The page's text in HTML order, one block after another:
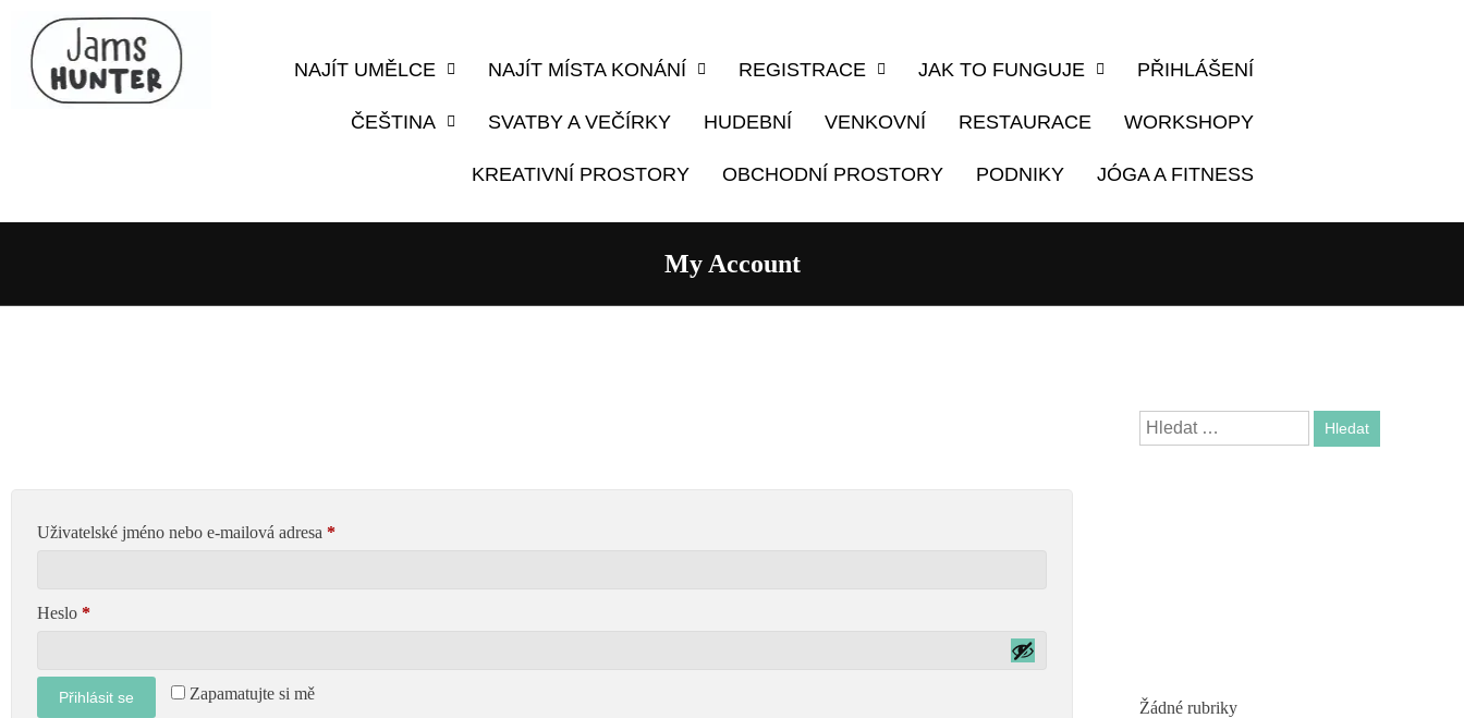
NAJÍT UMĚLCE NAJÍT MÍSTA KONÁNÍ REGISTRACE JAK TO FUNGUJE PŘIHLÁŠENÍ
ČEŠTINA SVATBY A VEČÍRKY HUDEBNÍ VENKOVNÍ RESTAURACE WORKSHOPY
KREATIVNÍ PROSTORY OBCHODNÍ PROSTORY PODNIKY JÓGA A FITNESS
My Account
Uživatelské jméno nebo e-mailová adresa *
Heslo *
Zapamatujte si mě
Přihlásit se
Žádné rubriky